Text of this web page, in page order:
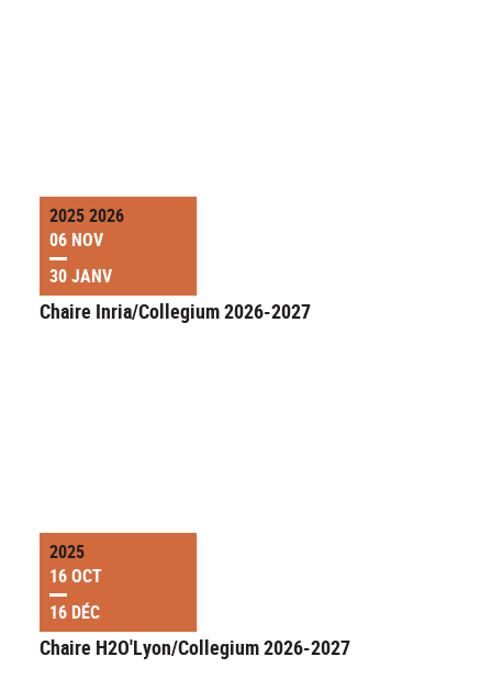
2025 2026
06 NOV
30 JANV
Chaire Inria/Collegium 2026-2027
2025
16 OCT
16 DÉC
Chaire H2O'Lyon/Collegium 2026-2027